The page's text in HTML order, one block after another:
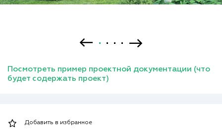
Посмотреть пример проектной документации (что
будет содержать проект)
Добавить в избранное